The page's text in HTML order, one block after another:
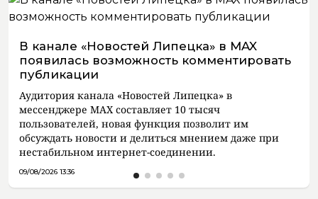
В канале «Новостей Липецка» в MAX
появилась возможность комментировать
публикации
Аудитория канала «Новостей Липецка» в
мессенджере MAX составляет 10 тысяч
пользователей, новая функция позволит им
обсуждать новости и делиться мнением даже при
нестабильном интернет-соединении.
09/08/2026 13:36